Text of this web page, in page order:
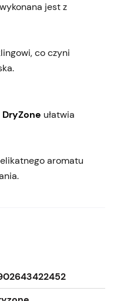
wykonana jest z
co czyni
DryZone ułatwia
aromatu